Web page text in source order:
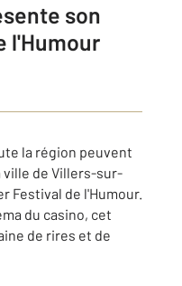
son
l'Humour
la région peuvent
ville de Villers-sur-
Festival de l'Humour.
du casino, cet
de rires et de